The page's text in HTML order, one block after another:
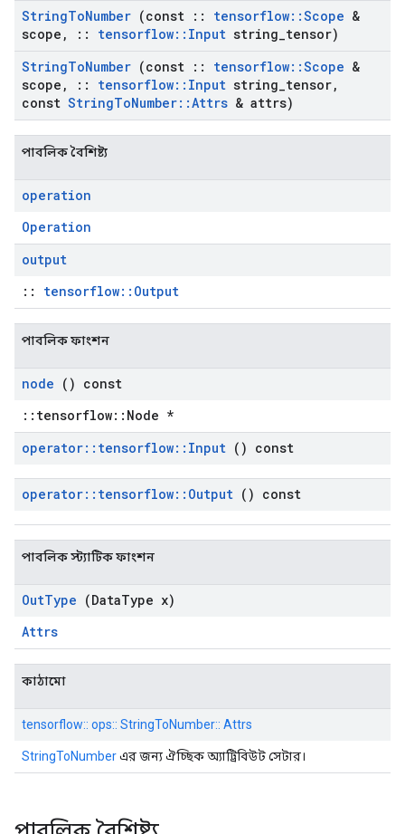
StringToNumber (const :: tensorflow::Scope &
scope , :: tensorflow:: Input string tensor)
StringToNumber (const :: tensorflow::Scope &
scope , :: tensorflow:: Input string tensor,
const StringToNumber::Attrs & attrs)
পাবলিক বৈশিষ্ট্য
operation
Operation
output
:: tensorflow::Output
পাবলিক ফাংশন
node () const
::tensorflow::Node *
operator:: tensorflow:: Input () const
operator:: tensorflow:: Output () const
পাবলিক স্ট্যাটিক ফাংশন
OutType (DataType x)
Attrs
কাঠামো
tensorflow:: ops:: StringToNumber:: Attrs
StringToNumberএর জন্য ঐচ্ছিক অ্যাট্রিবিউট সেটার।